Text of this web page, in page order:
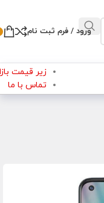
ورود / فرم ثبت نام
زیر قیمت
تماس با ما